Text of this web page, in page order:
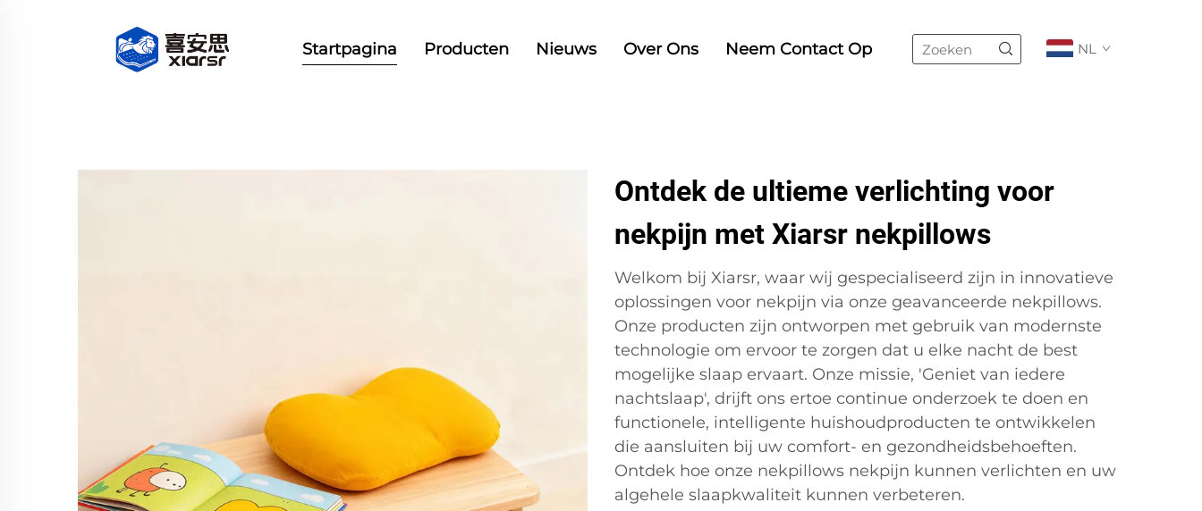
Startpagina Producten Nieuws Over Ons Neem Contact Op NL
Ontdek de ultieme verlichting voor
nekpijn met Xiarsr nekpillows
Welkom bij Xiarsr, waar wij gespecialiseerd zijn in innovatieve
oplossingen voor nekpijn via onze geavanceerde nekpillows.
Onze producten zijn ontworpen met gebruik van modernste
technologie om ervoor te zorgen dat u elke nacht de best
mogelijke slaap ervaart. Onze missie, 'Geniet van iedere
nachtslaap', drijft ons ertoe continue onderzoek te doen en
functionele, intelligente huishoudproducten te ontwikkelen
die aansluiten bij uw comfort- en gezondheidsbehoeften.
Ontdek hoe onze nekpillows nekpijn kunnen verlichten en uw
algehele slaapkwaliteit kunnen verbeteren.